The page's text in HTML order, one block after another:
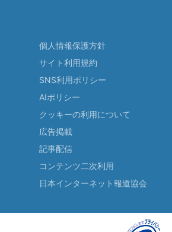
個人情報保護方針
サイト利用規約
SNS利用ポリシー
AIポリシー
クッキーの利用について
広告掲載
記事配信
コンテンツ二次利用
日本インターネット報道協会